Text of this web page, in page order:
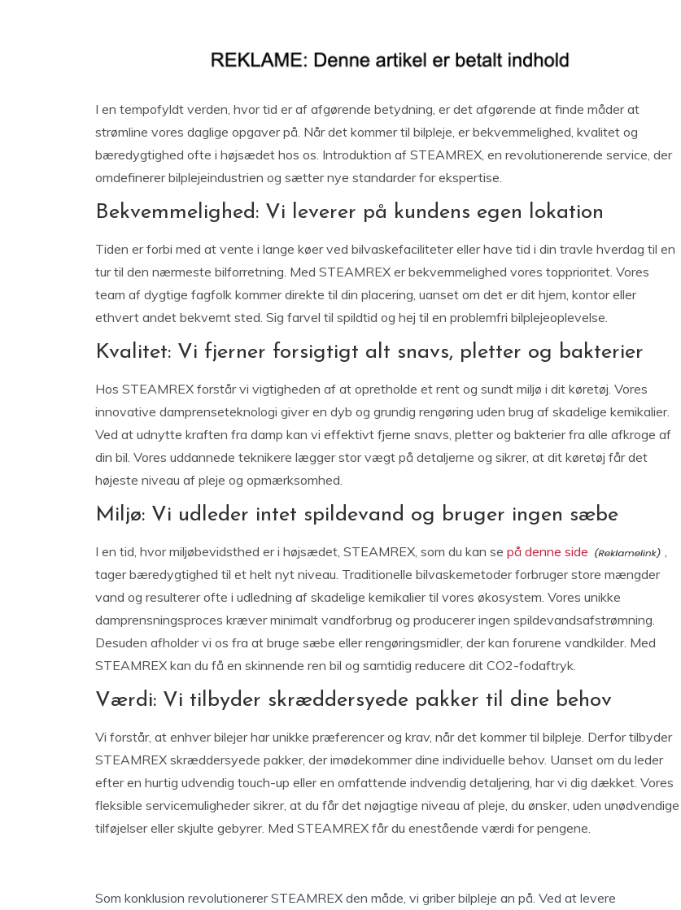
I en tempofyldt verden, hvor tid er af afgørende betydning, er det afgørende at finde måder at
strømline vores daglige opgaver på. Når det kommer til bilpleje, er bekvemmelighed, kvalitet og
bæredygtighed ofte i højsædet hos os. Introduktion af STEAMREX, en revolutionerende service, der
omdefinerer bilplejeindustrien og sætter nye standarder for ekspertise.
Bekvemmelighed: Vi leverer på kundens egen lokation
Tiden er forbi med at vente i lange køer ved bilvaskefaciliteter eller have tid i din travle hverdag til en
tur til den nærmeste bilforretning. Med STEAMREX er bekvemmelighed vores topprioritet. Vores
team af dygtige fagfolk kommer direkte til din placering, uanset om det er dit hjem, kontor eller
ethvert andet bekvemt sted. Sig farvel til spildtid og hej til en problemfri bilplejeoplevelse.
Kvalitet: Vi fjerner forsigtigt alt snavs, pletter og bakterier
Hos STEAMREX forstår vi vigtigheden af ​​at opretholde et rent og sundt miljø i dit køretøj. Vores
innovative damprenseteknologi giver en dyb og grundig rengøring uden brug af skadelige kemikalier.
Ved at udnytte kraften fra damp kan vi effektivt fjerne snavs, pletter og bakterier fra alle afkroge af
din bil. Vores uddannede teknikere lægger stor vægt på detaljerne og sikrer, at dit køretøj får det
højeste niveau af pleje og opmærksomhed.
Miljø: Vi udleder intet spildevand og bruger ingen sæbe
I en tid, hvor miljøbevidsthed er i højsædet, STEAMREX, som du kan se på denne side
,
tager bæredygtighed til et helt nyt niveau. Traditionelle bilvaskemetoder forbruger store mængder
vand og resulterer ofte i udledning af skadelige kemikalier til vores økosystem. Vores unikke
damprensningsproces kræver minimalt vandforbrug og producerer ingen spildevandsafstrømning.
Desuden afholder vi os fra at bruge sæbe eller rengøringsmidler, der kan forurene vandkilder. Med
STEAMREX kan du få en skinnende ren bil og samtidig reducere dit CO2-fodaftryk.
Værdi: Vi tilbyder skræddersyede pakker til dine behov
Vi forstår, at enhver bilejer har unikke præferencer og krav, når det kommer til bilpleje. Derfor tilbyder
STEAMREX skræddersyede pakker, der imødekommer dine individuelle behov. Uanset om du leder
efter en hurtig udvendig touch-up eller en omfattende indvendig detaljering, har vi dig dækket. Vores
fleksible servicemuligheder sikrer, at du får det nøjagtige niveau af pleje, du ønsker, uden unødvendige
tilføjelser eller skjulte gebyrer. Med STEAMREX får du enestående værdi for pengene.
Som konklusion revolutionerer STEAMREX den måde, vi griber bilpleje an på. Ved at levere